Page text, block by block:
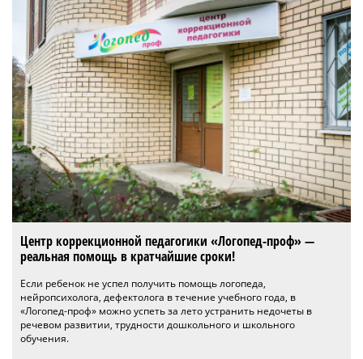
Центр коррекционной педагогики «Логопед-проф» —
реальная помощь в кратчайшие сроки!
Если ребенок не успел получить помощь логопеда,
нейропсихолога, дефектолога в течение учебного года, в
«Логопед-проф» можно успеть за лето устранить недочеты в
речевом развитии, трудности дошкольного и школьного
обучения.